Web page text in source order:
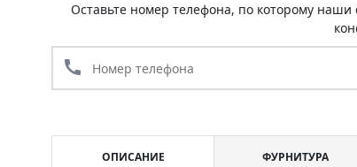
Оставьте номер телефона, по которому наши
call
ОПИСАНИЕ ФУРНИТУРА